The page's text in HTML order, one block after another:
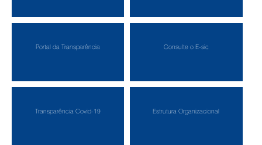
Portal da Transparência Consulte o E-sic
Transparência Covid-19 Estrutura Organizacional